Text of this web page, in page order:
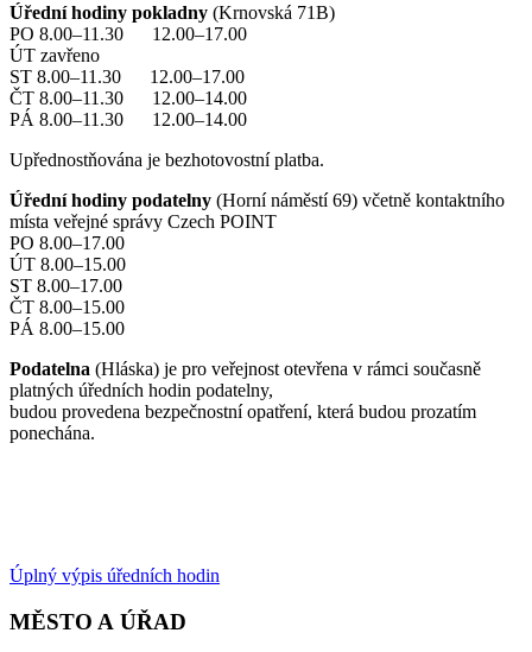
Úřední hodiny pokladny (Krnovská 71B)
PO 8.00–11.30 12.00–17.00
ÚT zavřeno
ST 8.00–11.30 12.00–17.00
ČT 8.00–11.30 12.00–14.00
PÁ 8.00–11.30 12.00–14.00
Upřednostňována je bezhotovostní platba.
Úřední hodiny podatelny (Horní náměstí 69) včetně kontaktního
místa veřejné správy Czech POINT
PO 8.00–17.00
ÚT 8.00–15.00
ST 8.00–17.00
ČT 8.00–15.00
PÁ 8.00–15.00
Podatelna (Hláska) je pro veřejnost otevřena v rámci současně
platných úředních hodin podatelny,
budou provedena bezpečnostní opatření, která budou prozatím
ponechána.
Úplný výpis úředních hodin
MĚSTO A ÚŘAD